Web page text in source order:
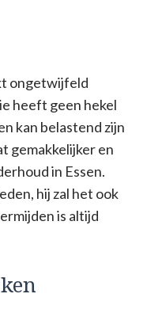
ongetwijfeld
heeft geen hekel
kan belastend zijn
gemakkelijker en
in Essen.
hij zal het ook
is altijd